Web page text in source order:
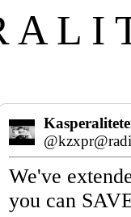
A L I
We've
you can